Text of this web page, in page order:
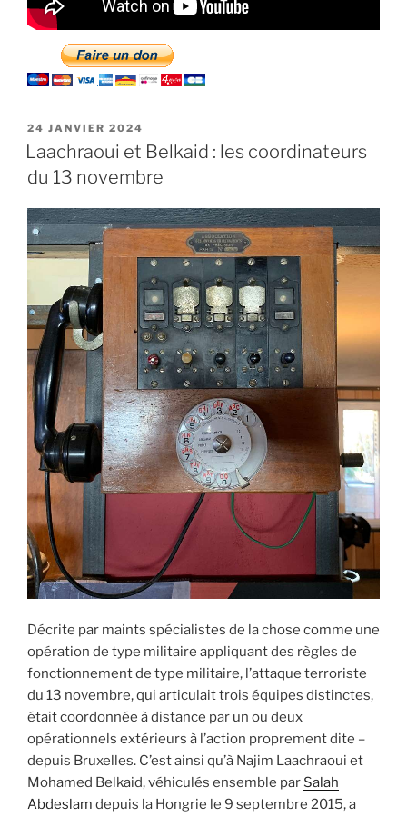
PUBLIÉ
LE
24 JANVIER 2024
Laachraoui et Belkaid : les coordinateurs
du 13 novembre
Décrite par maints spécialistes de la chose comme une
opération de type militaire appliquant des règles de
fonctionnement de type militaire, l’attaque terroriste
du 13 novembre, qui articulait trois équipes distinctes,
était coordonnée à distance par un ou deux
opérationnels extérieurs à l’action proprement dite –
depuis Bruxelles. C’est ainsi qu’à Najim Laachraoui et
Mohamed Belkaid, véhiculés ensemble par Salah
Abdeslam depuis la Hongrie le 9 septembre 2015, a